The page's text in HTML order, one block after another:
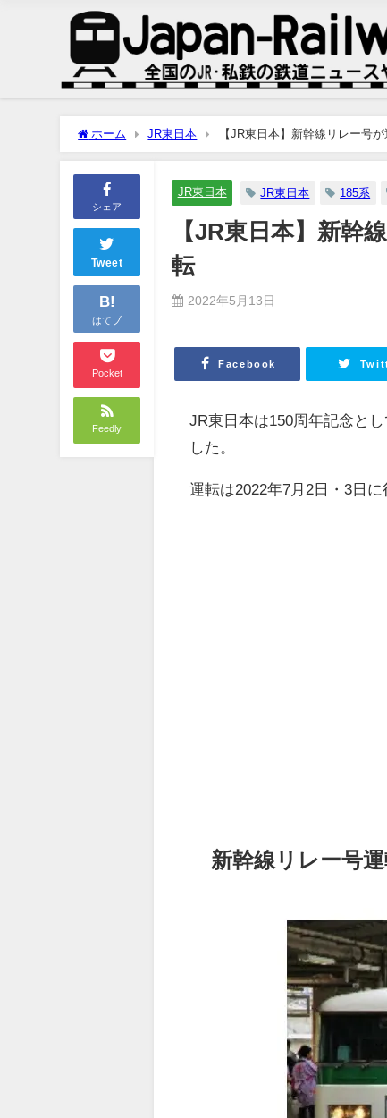
ホーム JR東日本 【JR東日本】新幹線リレー号
シェア
Tweet
B!
はてブ
Pocket
Feedly
JR東日本 JR東日本 185系
【JR東日本】新幹
転
2022年5月13日
Facebook
JR東日本は150周年記念と
した。
運転は2022年7月2日・3日に
新幹線リレー号